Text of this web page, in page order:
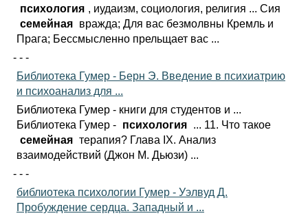
психология , иудаизм, социология, религия ... Сия
семейная вражда; Для вас безмолвны Кремль и
Прага; Бессмысленно прельщает вас ...
- - -
Библиотека Гумер - Берн Э. Введение в психиатрию
и психоанализ для ...
Библиотека Гумер - книги для студентов и ...
Библиотека Гумер - психология ... 11. Что такое
семейная терапия? Глава IX. Анализ
взаимодействий (Джон М. Дьюзи) ...
- - -
библиотека психологии Гумер - Уэлвуд Д.
Пробуждение сердца. Западный и ...